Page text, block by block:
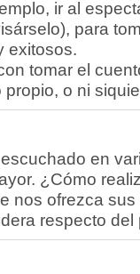
ir al
para
exitosos.
tomar el
o ni
en
¿Cómo
nos ofrezca
respecto del